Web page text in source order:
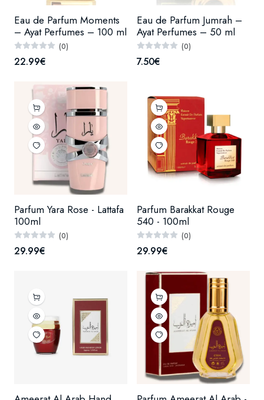
Eau de Parfum Moments
– Ayat Perfumes – 100 ml
(0)
22.99€
Eau de Parfum Jumrah –
Ayat Perfumes – 50 ml
(0)
7.50€
Parfum Yara Rose - Lattafa
100ml
(0)
29.99€
Parfum Barakkat Rouge
540 - 100ml
(0)
29.99€